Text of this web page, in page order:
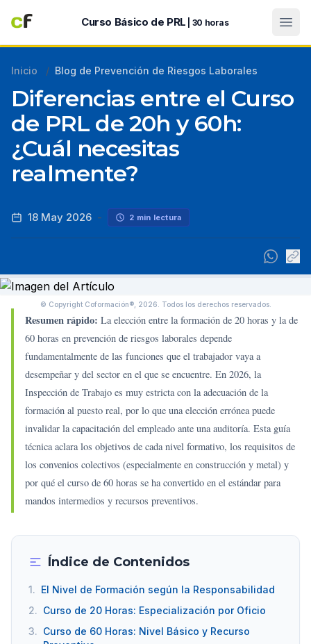
Curso Básico de PRL | 30 horas
Inicio / Blog de Prevención de Riesgos Laborales
Diferencias entre el Curso
de PRL de 20h y 60h:
¿Cuál necesitas
realmente?
18 May 2026 - 2 min lectura
© Copyright Coformación®, 2026. Todos los derechos reservados.
Resumen rápido: La elección entre la formación de 20 horas y la de
60 horas en prevención de riesgos laborales depende
fundamentalmente de las funciones que el trabajador vaya a
desempeñar y del sector en el que se encuentre. En 2026, la
Inspección de Trabajo es muy estricta con la adecuación de la
formación al puesto real, por lo que una elección errónea puede
invalidar la capacitación del empleado ante una auditoría. Esta guía
técnica aclara los objetivos de cada nivel formativo, los requisitos de
los convenios colectivos (especialmente en construcción y metal) y
por qué el curso de 60 horas se ha convertido en el estándar para
mandos intermedios y recursos preventivos.
Índice de Contenidos
1. El Nivel de Formación según la Responsabilidad
2. Curso de 20 Horas: Especialización por Oficio
3. Curso de 60 Horas: Nivel Básico y Recurso